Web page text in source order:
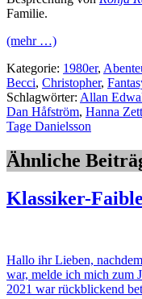
Familie.
(mehr …)
Kategorie: 1980er,
Becci, Christopher,
Schlagwörter: Allan
Dan Håfström, Hanna
Tage Danielsson
Ähnliche
Klassiker-
Hallo ihr Lieben,
war, melde ich mich zum
2021 war rückblickend